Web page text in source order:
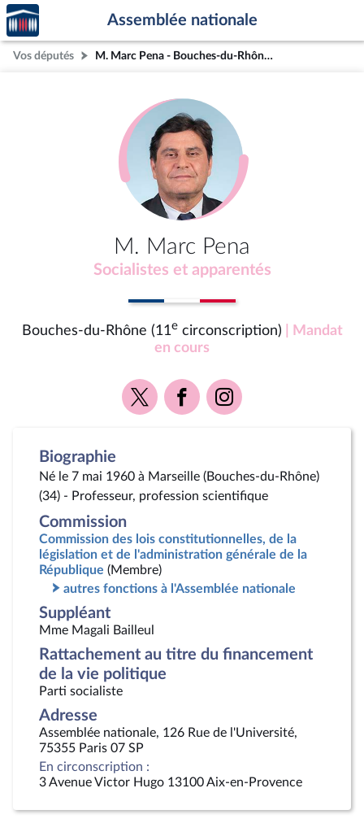
Aller au contenu
Aller en bas de la page
Accèder
à la
page
d'accueil
Assemblée nationale
Vos députés M. Marc Pena - Bouches-du-Rhône (11e circonscription)
M. Marc Pena
Socialistes et apparentés
Bouches-du-Rhône (11ecirconscription)
| Mandat
en cours
Voir
la
Voir
la
Voir
la
Biographie
Né le 7 mai 1960 à Marseille (Bouches-du-Rhône)
(34) - Professeur, profession scientifique
Commission
Commission des lois constitutionnelles, de la
législation et de l'administration générale de la
République (Membre)
autres fonctions à l'Assemblée nationale
Suppléant
Mme Magali Bailleul
Rattachement au titre du financement
de la vie politique
Parti socialiste
Adresse
Assemblée nationale, 126 Rue de l'Université,
75355 Paris 07 SP
En circonscription :
3 Avenue Victor Hugo 13100 Aix-en-Provence